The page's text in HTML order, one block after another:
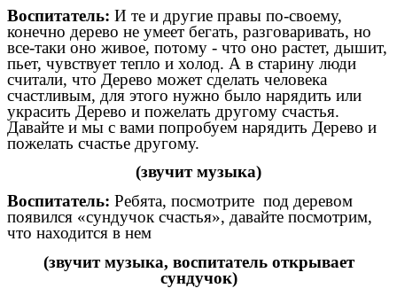
Воспитатель: И те и другие правы по-своему,
конечно дерево не умеет бегать, разговаривать, но
все-таки оно живое, потому - что оно растет, дышит,
пьет, чувствует тепло и холод. А в старину люди
считали, что Дерево может сделать человека
счастливым, для этого нужно было нарядить или
украсить Дерево и пожелать другому счастья.
Давайте и мы с вами попробуем нарядить Дерево и
пожелать счастье другому.
(звучит музыка)
Воспитатель: Ребята, посмотрите под деревом
появился «сундучок счастья», давайте посмотрим,
что находится в нем
(звучит музыка, воспитатель открывает
сундучок)